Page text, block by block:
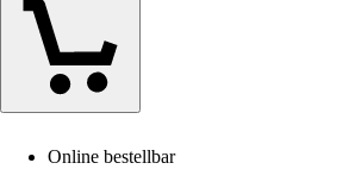
Online bestellbar